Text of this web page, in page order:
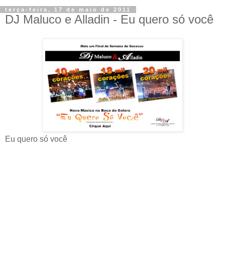
terça-feira, 17 de maio de 2011
DJ Maluco e Alladin - Eu quero só você
Eu quero só você